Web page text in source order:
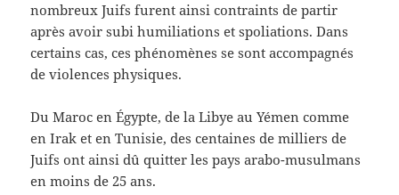
nombreux Juifs furent ainsi contraints de partir
après avoir subi humiliations et spoliations. Dans
certains cas, ces phénomènes se sont accompagnés
de violences physiques.
Du Maroc en Égypte, de la Libye au Yémen comme
en Irak et en Tunisie, des centaines de milliers de
Juifs ont ainsi dû quitter les pays arabo-musulmans
en moins de 25 ans.